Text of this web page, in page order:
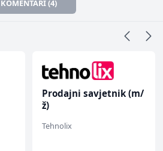
KOMENTARI (4)
Prodajni savjetnik (m/
ž)
Tehnolix